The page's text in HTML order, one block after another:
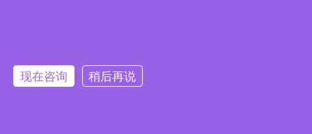
现在咨询 稍后再说